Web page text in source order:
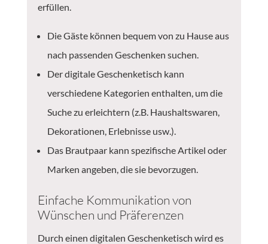
erfüllen.
Die Gäste können bequem von zu Hause aus
nach passenden Geschenken suchen.
Der digitale Geschenketisch kann
verschiedene Kategorien enthalten, um die
Suche zu erleichtern (z.B. Haushaltswaren,
Dekorationen, Erlebnisse usw.).
Das Brautpaar kann spezifische Artikel oder
Marken angeben, die sie bevorzugen.
Einfache Kommunikation von
Wünschen und Präferenzen
Durch einen digitalen Geschenketisch wird es